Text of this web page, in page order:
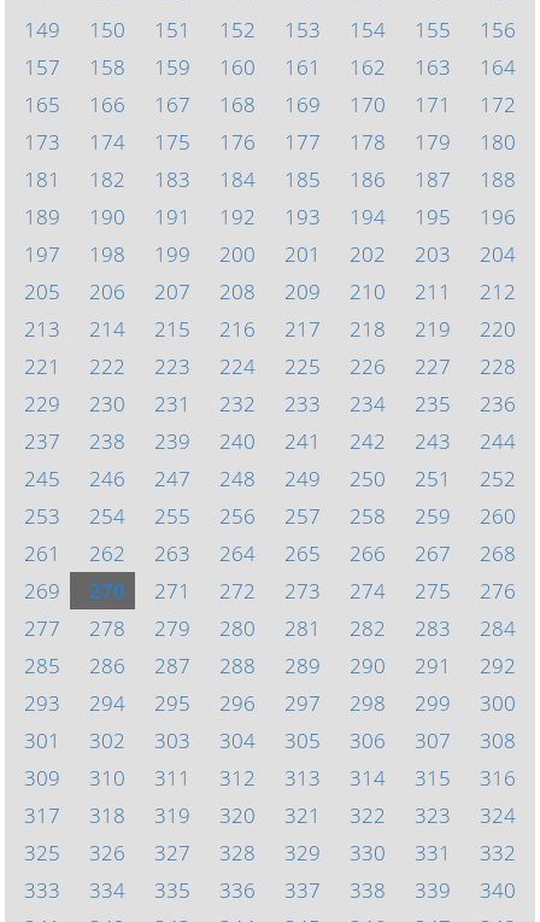
149
150 151 152 153 154 155
156
157
158 159 160 161 162 163
164
165
166 167 168 169 170 171
172
173
174 175 176 177 178 179
180
181
182 183 184 185 186 187
188
189
190 191 192 193 194 195
196
197
198 199 200 201 202 203
204
205
206 207 208 209 210 211
212
213
214 215 216 217 218 219
220
221
222 223 224 225 226 227
228
229
230 231 232 233 234 235
236
237
238 239 240 241 242 243
244
245
246 247 248 249 250 251
252
253
254 255 256 257 258 259
260
261
262 263 264 265 266 267
268
269
270 271 272 273 274 275
276
277
278 279 280 281 282 283
284
285
286 287 288 289 290 291
292
293
294 295 296 297 298 299
300
301
302 303 304 305 306 307
308
309
310 311 312 313 314 315
316
317
318 319 320 321 322 323
324
325
326 327 328 329 330 331
332
333
334 335 336 337 338 339
340